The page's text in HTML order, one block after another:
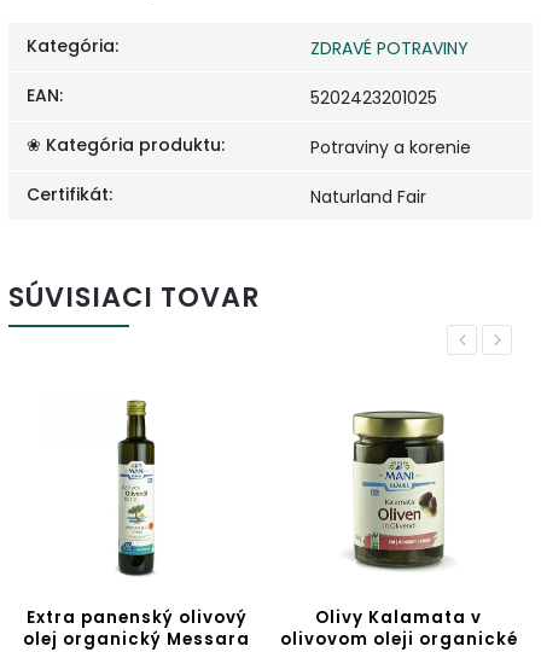
Kategória:
ZDRAVÉ POTRAVINY
EAN:
5202423201025
❀ Kategória produktu:
Potraviny a korenie
Certifikát: Naturland Fair
SÚVISIACI TOVAR
Previous
Olivy Kalamata v
olivovom oleji organické
Olivy Kalamata a
olivy v olivovom
Next